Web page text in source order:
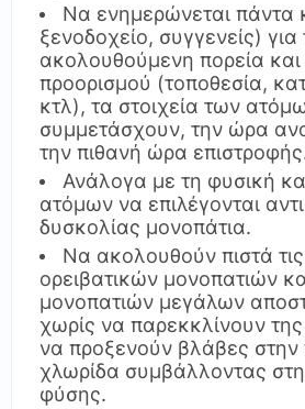
Να ενημερώνεται πάντα
ξενοδοχείο, συγγενείς) για
ακολουθούμενη πορεία και
προορισμού (τοποθεσία,
κτλ), τα στοιχεία των
συμμετάσχουν, την ώρα
την πιθανή ώρα
Ανάλογα με τη φυσική
ατόμων να επιλέγονται
δυσκολίας μονοπάτια.
Να ακολουθούν πιστά
ορειβατικών μονοπατιών
μονοπατιών μεγάλων
χωρίς να παρεκκλίνουν
να προξενούν βλάβες στην
χλωρίδα συμβάλλοντας
φύσης.